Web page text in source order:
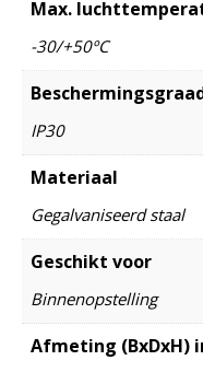
Max.
-30/+50ºC
IP30
Materiaal
Gegalvaniseerd staal
Geschikt voor
Binnenopstelling
Afmeting (BxDxH)